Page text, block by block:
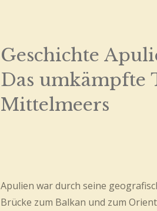
Geschichte
Das umkämpfte
Mittelmeers
Apulien war durch seine
Brücke zum Balkan und zum